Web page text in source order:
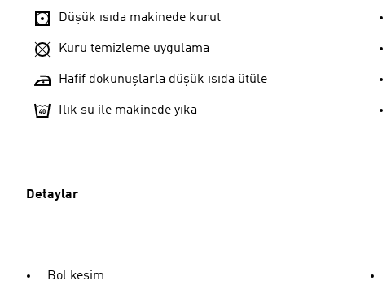
Düşük ısıda makinede kurut
Kuru temizleme uygulama
Hafif dokunuşlarla düşük ısıda ütüle
Ilık su ile makinede yıka
Detaylar
Bol kesim